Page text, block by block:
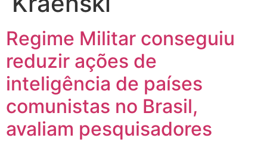
Regime Militar conseguiu
reduzir ações de
inteligência de países
comunistas no Brasil,
avaliam pesquisadores